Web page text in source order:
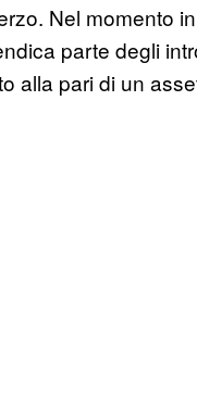
Nel momento
parte degli
alla pari di un